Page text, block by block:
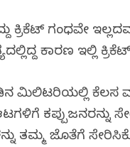
ಕ್ರಿಕೆಟ್ ಗಂಧವೇ
ಕಾರಣ ಇಲ್ಲಿ
ಮಿಲಿಟರಿಯಲ್ಲಿ ಕೆಲಸ
ಕಪ್ಪುಜನರನ್ನು
ತಮ್ಮ ಜೊತೆಗೆ